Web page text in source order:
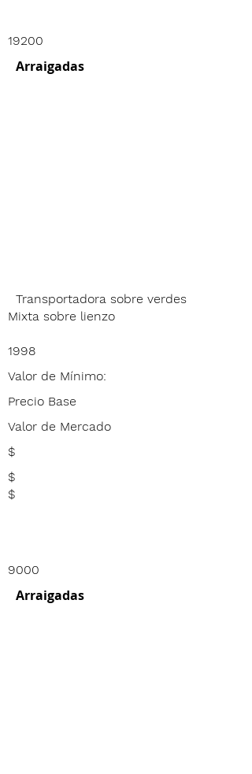
19200
Arraigadas
Transportadora sobre verdes
Mixta sobre lienzo
1998
Valor de Mínimo:
Precio Base
Valor de Mercado
$
$
$
9000
Arraigadas